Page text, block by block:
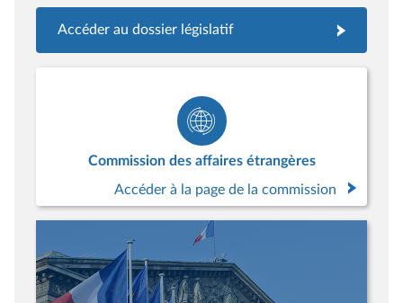
Accéder au dossier législatif
Commission des affaires étrangères
Accéder à la page de la commission